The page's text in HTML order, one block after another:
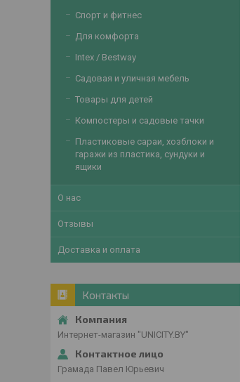
Спорт и фитнес
Для комфорта
Intex / Bestway
Садовая и уличная мебель
Товары для детей
Компостеры и садовые тачки
Пластиковые сараи, хозблоки и
гаражи из пластика, сундуки и
ящики
О нас
Отзывы
Доставка и оплата
Контакты
Интернет-магазин "UNICITY.BY"
Грамада Павел Юрьевич